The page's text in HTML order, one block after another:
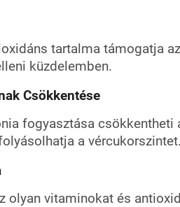
tartalma támogatja
küzdelemben.
Csökkentése
fogyasztása
a vércukorszintet.
olyan vitaminokat és